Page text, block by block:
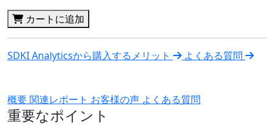
カートに追加
SDKI Analyticsから購入するメリット よくある質問
概要関連レポート お客様の声 よくある質問
重要なポイント